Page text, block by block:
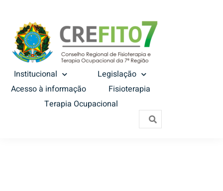
Institucional
Legislação
Acesso à informação
Fisioterapia
Terapia Ocupacional